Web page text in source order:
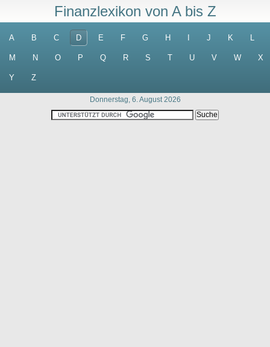
Finanzlexikon von A bis Z
A B C D E F G H J K L
M N O P Q R S T U V W X
Y Z
Donnerstag, 6. August 2026